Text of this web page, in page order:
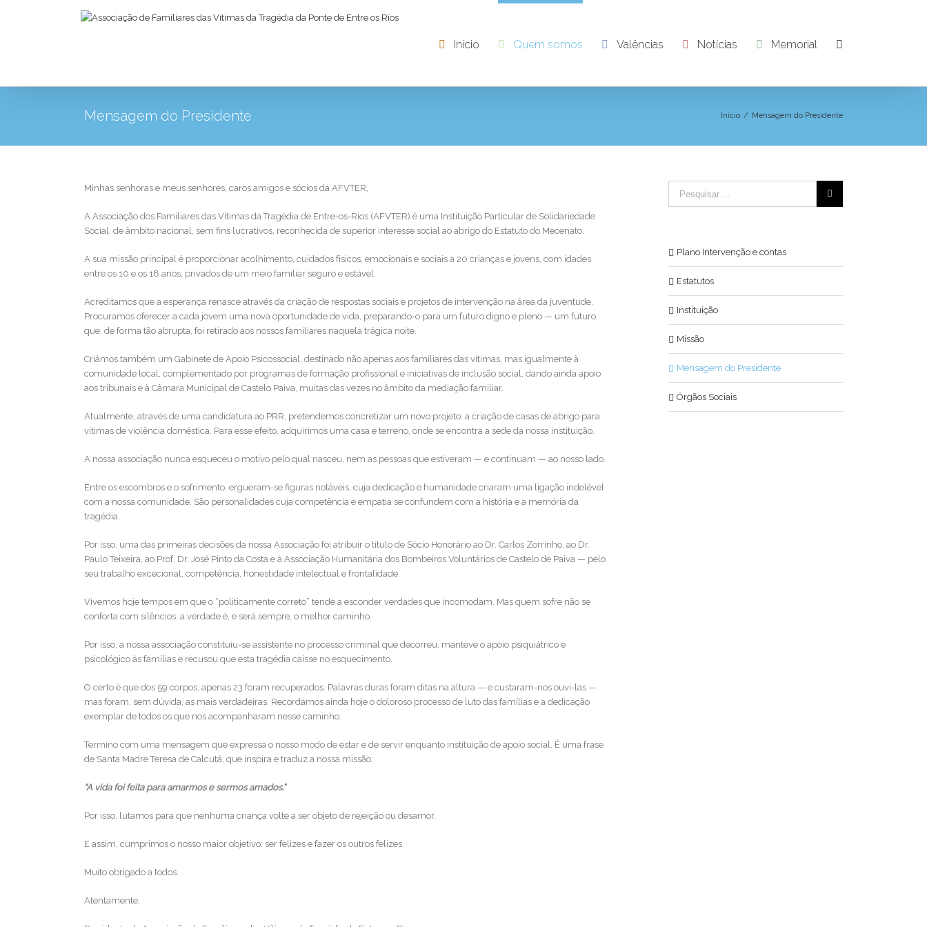
Início Quem somos Valências Notícias Memorial
Mensagem do Presidente Início / Mensagem do Presidente
Minhas senhoras e meus senhores, caros amigos e sócios da AFVTER,
A Associação dos Familiares das Vítimas da Tragédia de Entre-os-Rios (AFVTER) é uma Instituição Particular de Solidariedade
Social, de âmbito nacional, sem fins lucrativos, reconhecida de superior interesse social ao abrigo do Estatuto do Mecenato.
A sua missão principal é proporcionar acolhimento, cuidados físicos, emocionais e sociais a 20 crianças e jovens, com idades
entre os 10 e os 18 anos, privados de um meio familiar seguro e estável.
Acreditamos que a esperança renasce através da criação de respostas sociais e projetos de intervenção na área da juventude.
Procuramos oferecer a cada jovem uma nova oportunidade de vida, preparando-o para um futuro digno e pleno — um futuro
que, de forma tão abrupta, foi retirado aos nossos familiares naquela trágica noite.
Criámos também um Gabinete de Apoio Psicossocial, destinado não apenas aos familiares das vítimas, mas igualmente à
comunidade local, complementado por programas de formação profissional e iniciativas de inclusão social, dando ainda apoio
aos tribunais e à Câmara Municipal de Castelo Paiva, muitas das vezes no âmbito da mediação familiar.
Atualmente, através de uma candidatura ao PRR, pretendemos concretizar um novo projeto: a criação de casas de abrigo para
vítimas de violência doméstica. Para esse efeito, adquirimos uma casa e terreno, onde se encontra a sede da nossa instituição.
A nossa associação nunca esqueceu o motivo pelo qual nasceu, nem as pessoas que estiveram — e continuam — ao nosso lado.
Entre os escombros e o sofrimento, ergueram-se figuras notáveis, cuja dedicação e humanidade criaram uma ligação indelével
com a nossa comunidade. São personalidades cuja competência e empatia se confundem com a história e a memória da
tragédia.
Por isso, uma das primeiras decisões da nossa Associação foi atribuir o título de Sócio Honorário ao Dr. Carlos Zorrinho, ao Dr.
Paulo Teixeira, ao Prof. Dr. José Pinto da Costa e à Associação Humanitária dos Bombeiros Voluntários de Castelo de Paiva — pelo
seu trabalho excecional, competência, honestidade intelectual e frontalidade.
Vivemos hoje tempos em que o “politicamente correto” tende a esconder verdades que incomodam. Mas quem sofre não se
conforta com silêncios: a verdade é, e será sempre, o melhor caminho.
Por isso, a nossa associação constituiu-se assistente no processo criminal que decorreu, manteve o apoio psiquiátrico e
psicológico às famílias e recusou que esta tragédia caísse no esquecimento.
O certo é que dos 59 corpos, apenas 23 foram recuperados. Palavras duras foram ditas na altura — e custaram-nos ouvi-las —
mas foram, sem dúvida, as mais verdadeiras. Recordamos ainda hoje o doloroso processo de luto das famílias e a dedicação
exemplar de todos os que nos acompanharam nesse caminho.
Termino com uma mensagem que expressa o nosso modo de estar e de servir enquanto instituição de apoio social. É uma frase
de Santa Madre Teresa de Calcutá, que inspira e traduz a nossa missão:
“A vida foi feita para amarmos e sermos amados.”
Por isso, lutamos para que nenhuma criança volte a ser objeto de rejeição ou desamor.
E assim, cumprimos o nosso maior objetivo: ser felizes e fazer os outros felizes.
Muito obrigado a todos.
Atentamente,
Plano Intervenção e contas
Estatutos
Instituição
Missão
Mensagem do Presidente
Órgãos Sociais
amados. Por este motivo, devemos decidir
resolutamente que nunca mais nenhuma
criança será objeto de rejeição e desamor
ARTIGOS RECENTES
Convocatória Assembleia Geral 28
Março 2026
Ponte Hintze Ribeiro